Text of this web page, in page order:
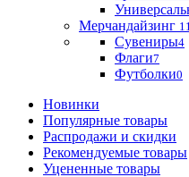
Мерчандайзинг
Сувениры4
Флаги7
Футболки0
Новинки
Популярные товары
Распродажи и скидки
Рекомендуемые товары
Уцененные товары